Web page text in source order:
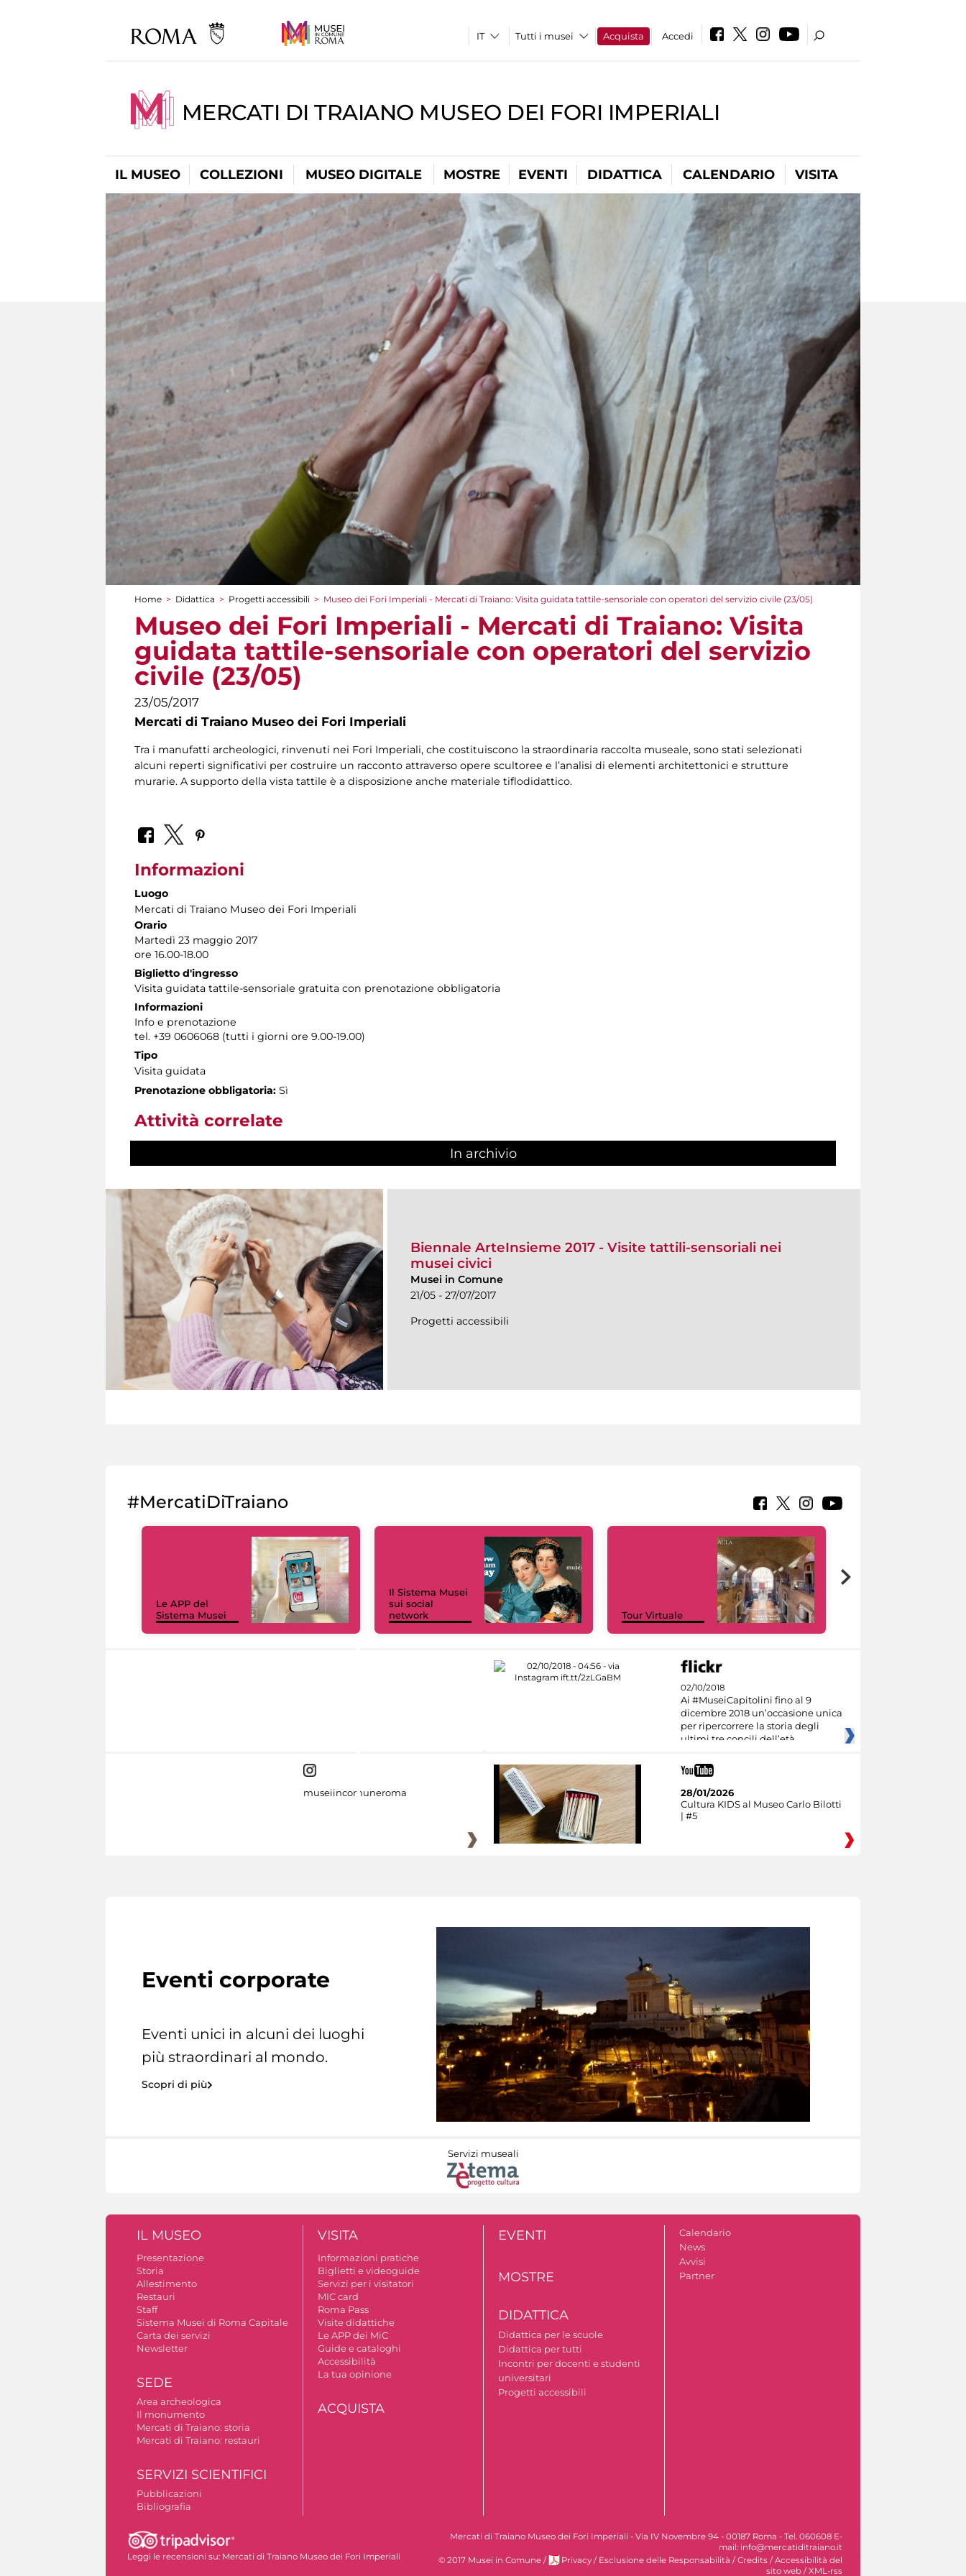
Tutti i musei Acquista Accedi
MERCATI DI TRAIANO MUSEO DEI FORI IMPERIALI
IL MUSEO COLLEZIONI MUSEO DIGITALE MOSTRE EVENTI DIDATTICA CALENDARIO VISITA
Tu sei qui
Home > Didattica > Progetti accessibili > Museo dei Fori Imperiali - Mercati di Traiano: Visita guidata tattile-sensoriale con operatori del servizio civile (23/05)
Museo dei Fori Imperiali - Mercati di Traiano: Visita
guidata tattile-sensoriale con operatori del servizio
civile (23/05)
23/05/2017
Mercati di Traiano Museo dei Fori Imperiali
Tra i manufatti archeologici, rinvenuti nei Fori Imperiali, che costituiscono la straordinaria raccolta museale, sono stati selezionati
alcuni reperti significativi per costruire un racconto attraverso opere scultoree e l’analisi di elementi architettonici e strutture
murarie. A supporto della vista tattile è a disposizione anche materiale tiflodidattico.
Informazioni
Luogo
Mercati di Traiano Museo dei Fori Imperiali
Orario
Martedì 23 maggio 2017
ore 16.00-18.00
Biglietto d'ingresso
Visita guidata tattile-sensoriale gratuita con prenotazione obbligatoria
Informazioni
Info e prenotazione
tel. +39 0606068 (tutti i giorni ore 9.00-19.00)
Tipo
Visita guidata
Prenotazione obbligatoria: Sì
Attività correlate
In archivio
Biennale ArteInsieme 2017 - Visite tattili-sensoriali nei
musei civici
Musei in Comune
21/05 - 27/07/2017
Progetti accessibili
#MercatiDiTraiano
Le APP del
Sistema Musei
Il Sistema Musei
sui social
network
Tour Virtuale
02/10/2018
Ai #MuseiCapitolini fino al 9
dicembre 2018 un’occasione unica
per ripercorrere la storia degli
ultimi tre concili dell’età
museiincomuneroma
28/01/2026
Cultura KIDS al Museo Carlo Bilotti
| #5
Eventi corporate
Eventi unici in alcuni dei luoghi
più straordinari al mondo.
Scopri di più
Servizi museali
IL MUSEO
Presentazione
Storia
Allestimento
Restauri
Staff
Sistema Musei di Roma Capitale
Carta dei servizi
Newsletter
SEDE
Area archeologica
Il monumento
Mercati di Traiano: storia
Mercati di Traiano: restauri
SERVIZI SCIENTIFICI
Pubblicazioni
Bibliografia
VISITA
Informazioni pratiche
Biglietti e videoguide
Servizi per i visitatori
MIC card
Roma Pass
Visite didattiche
Le APP dei MiC
Guide e cataloghi
Accessibilità
La tua opinione
ACQUISTA
EVENTI
MOSTRE
DIDATTICA
Didattica per le scuole
Didattica per tutti
Incontri per docenti e studenti
universitari
Progetti accessibili
Calendario
News
Avvisi
Partner
Leggi le recensioni su: Mercati di Traiano Museo dei Fori Imperiali
Mercati di Traiano Museo dei Fori Imperiali - Via IV Novembre 94 - 00187 Roma - Tel. 060608 E-
mail: info@mercatiditraiano.it
© 2017 Musei in Comune / Privacy / Esclusione delle Responsabilità /Credits /Accessibilità del
sito web /XML-rss